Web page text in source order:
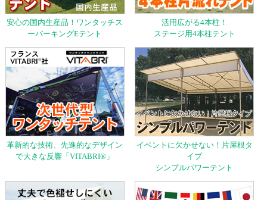
安心の国内生産品！ワンタッチス
ーパーキングEテント
活用広がる4本柱！
ステージ用4本柱テント
革新的な技術、先進的なデザイン
で大きな反響「VITABRI®」
イベントに欠かせない！片屋根タ
イプ
シンプルパワーテント